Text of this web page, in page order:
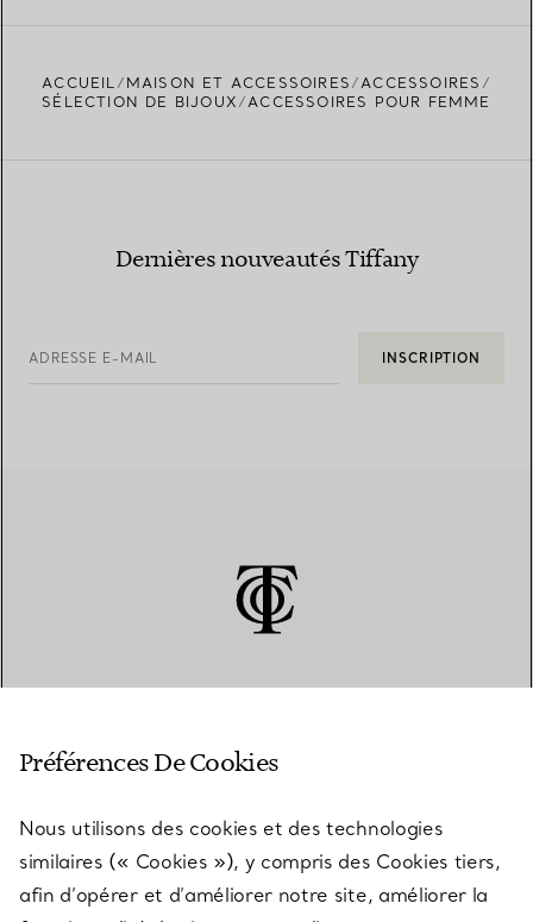
ACCUEIL MAISON ET ACCESSOIRES
ACCESSOIRES
SÉLECTION DE BIJOUX
ACCESSOIRES POUR FEMME
Dernières nouveautés Tiffany
ADRESSE E-MAIL INSCRIPTION
SERVICES
Préférences De Cookies
Nous utilisons des cookies et des technologies
similaires (« Cookies »), y compris des Cookies tiers,
afin d’opérer et d’améliorer notre site, améliorer la